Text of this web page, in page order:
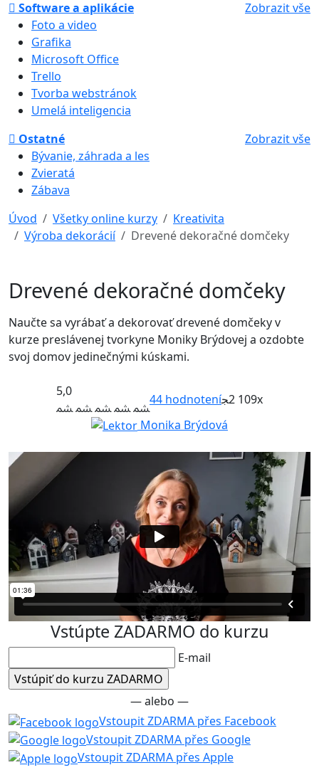
Software a aplikácie
Zobrazit vše
Foto a video
Grafika
Microsoft Office
Trello
Tvorba webstránok
Umelá inteligencia
Ostatné
Zobrazit vše
Bývanie, záhrada a les
Zvieratá
Zábava
Úvod
Všetky online kurzy
Kreativita
Výroba dekorácií
Drevené dekoračné domčeky
Drevené dekoračné domčeky
Naučte sa vyrábať a dekorovať drevené domčeky v
kurze preslávenej tvorkyne Moniky Brýdovej a ozdobte
svoj domov jedinečnými kúskami.
5,0
44 hodnotení 2 109x
Monika Brýdová
Vstúpte ZADARMO do kurzu
E-mail
— alebo —
Vstoupit ZDARMA přes Facebook
Vstoupit ZDARMA přes Google
Vstoupit ZDARMA přes Apple